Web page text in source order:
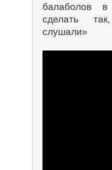
балаболов
сделать
слушали»